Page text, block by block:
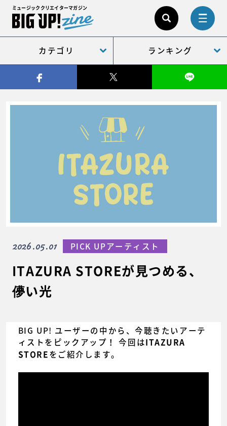
ミュージッククリエイターマガジン
カテゴリ ランキング
ITAZURA STOREが見つめる、
儚い光
2026.05.01 PICK UPアーティスト
BIG UP! ユーザーの中から、今聴きたいアーテ
ィストをピックアップ！ 今回はITAZURA
STORE をご紹介します。